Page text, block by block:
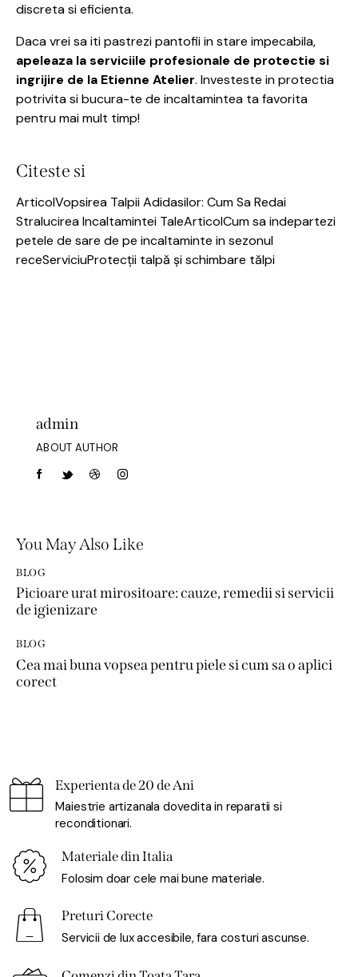
discreta si eficienta.
Daca vrei sa iti pastrezi pantofii in stare impecabila,
apeleaza la serviciile profesionale de protectie si
ingrijire de la Etienne Atelier. Investeste in protectia
potrivita si bucura-te de incaltamintea ta favorita
pentru mai mult timp!
Citeste si
ArticolVopsirea Talpii Adidasilor: Cum Sa Redai
Stralucirea Incaltamintei TaleArticolCum sa indepartezi
petele de sare de pe incaltaminte in sezonul
receServiciuProtecții talpă și schimbare tălpi
admin
ABOUT AUTHOR
You May Also Like
BLOG
Picioare urat mirositoare: cauze, remedii si servicii
de igienizare
BLOG
Cea mai buna vopsea pentru piele si cum sa o aplici
corect
Experienta de 20 de Ani
Maiestrie artizanala dovedita in reparatii si
reconditionari.
Materiale din Italia
Folosim doar cele mai bune materiale.
Preturi Corecte
Servicii de lux accesibile, fara costuri ascunse.